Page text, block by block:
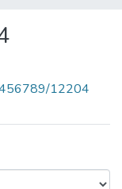
12204